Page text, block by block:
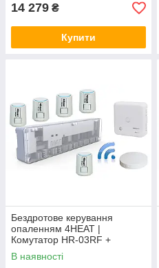
14 279 ₴
Купити
Бездротове керування
опаленням 4HEAT |
Комутатор HR-03RF +
Приймач R06 + Хаб EGW01 +
Привод ATR (5 шт.)
В наявності